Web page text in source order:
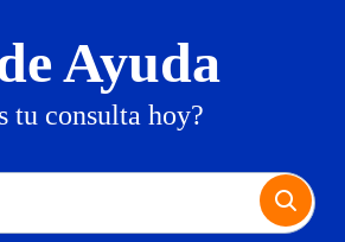
Ayuda
tu consulta hoy?